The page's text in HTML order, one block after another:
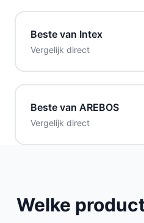
Beste van Intex
Vergelijk direct
Beste van AREBOS
Vergelijk direct
Welke